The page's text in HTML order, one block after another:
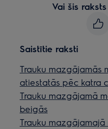
Vai šis
Saistītie raksti
Trauku mazgājamās
atiestatās pēc katra
Trauku mazgājamā
beigās
Trauku